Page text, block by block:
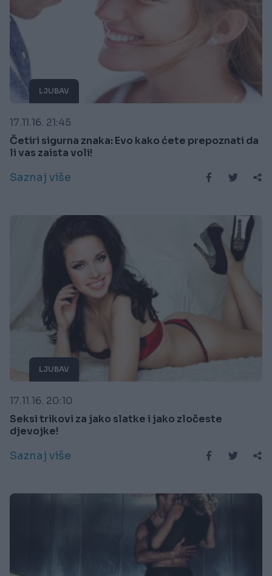
LJUBAV
17.11.16. 21:45
Četiri sigurna znaka: Evo kako ćete prepoznati da
li vas zaista voli!
Saznaj više
LJUBAV
17.11.16. 20:10
Seksi trikovi za jako slatke i jako zločeste
djevojke!
Saznaj više